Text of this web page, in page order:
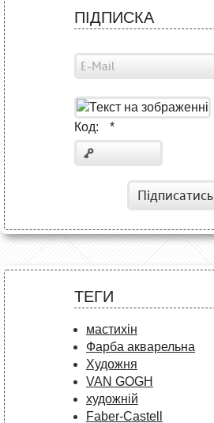
ПІДПИСКА
Код: *
Підписатись
ТЕГИ
мастихін
Фарба акварельна
Художня
VAN GOGH
художній
Faber-Castell